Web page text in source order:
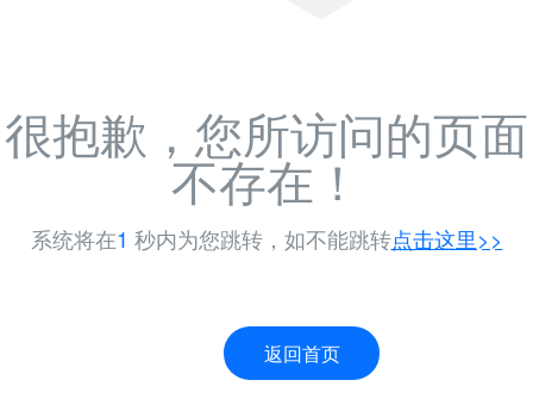
很抱歉，您所访问的页面
不存在！
系统将在1 秒内为您跳转，如不能跳转点击这里>>
返回首页